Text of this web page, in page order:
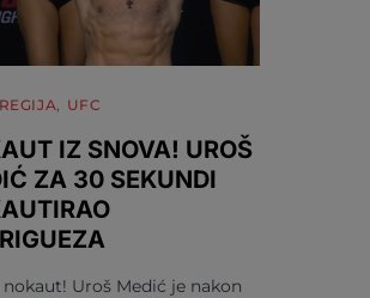
REGIJA UFC
IZ SNOVA! UROŠ
ZA 30 SEKUNDI
nokaut! Uroš Medić je nakon